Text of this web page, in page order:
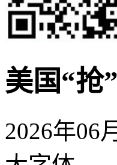
美国“抢
2026年06